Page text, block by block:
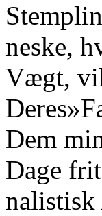
neske,
Vægt,
Dem
Dage
nalistisk